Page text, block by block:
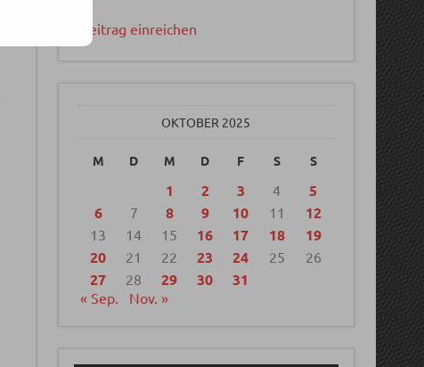
Beitrag einreichen
OKTOBER 2025
M D M D F S S
1 2 3 4
5
6
7 8 9 10 11 12
13 14 15 16 17 18
19
20
21 22 23 24 25 26
27 28 29 30 31
« Sep. Nov. »